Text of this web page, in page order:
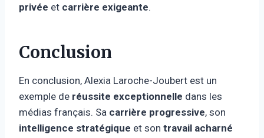
privée et carrière exigeante.
Conclusion
En conclusion, Alexia Laroche-Joubert est un
exemple de réussite exceptionnelle dans les
médias français. Sa carrière progressive, son
intelligence stratégique et son travail acharné